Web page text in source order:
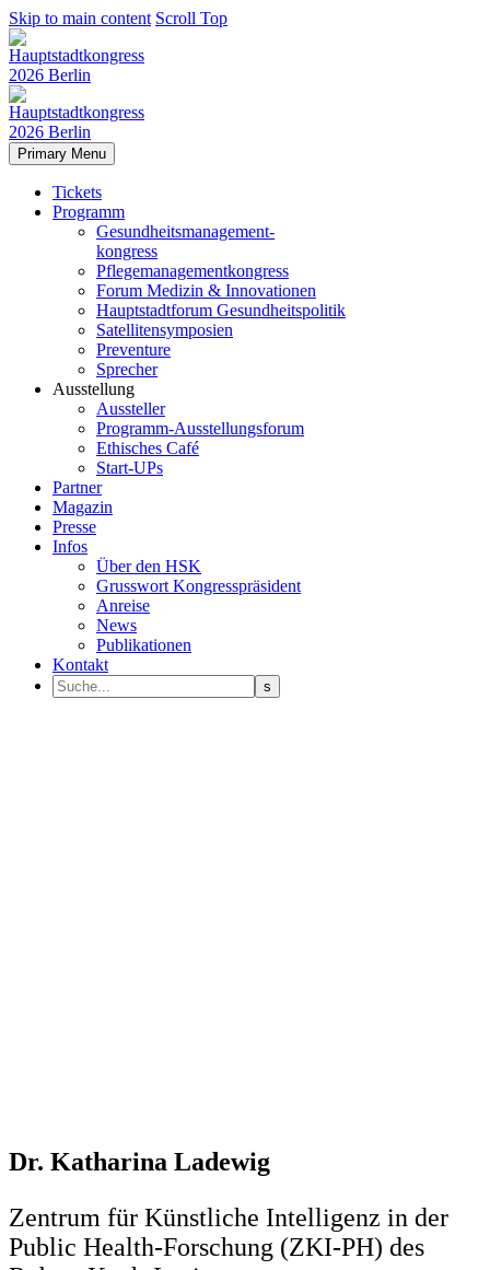
Skip to main content Scroll Top
Primary Menu
Tickets
Programm
Gesundheitsmanagement-
kongress
Pflegemanagementkongress
Forum Medizin & Innovationen
Hauptstadtforum Gesundheitspolitik
Satellitensymposien
Preventure
Sprecher
Ausstellung
Aussteller
Programm-Ausstellungsforum
Ethisches Café
Start-UPs
Partner
Magazin
Presse
Infos
Über den HSK
Grusswort Kongresspräsident
Anreise
News
Publikationen
Kontakt
Dr. Katharina Ladewig
Zentrum für Künstliche Intelligenz in der
Public Health-Forschung (ZKI-PH) des